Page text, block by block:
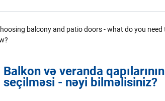
Balkon və veranda qapılarının
seçilməsi - nəyi bilməlisiniz?